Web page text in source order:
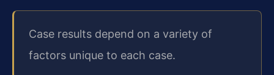
Case results depend on a variety of
factors unique to each case.